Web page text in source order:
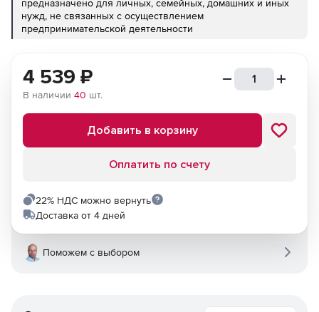
предназначено для личных, семейных, домашних и иных
нужд, не связанных с осуществлением
предпринимательской деятельности
4 539 ₽
В наличии 40 шт.
Добавить в корзину
Оплатить по счету
22% НДС можно вернуть
Доставка от 4 дней
Поможем с выбором